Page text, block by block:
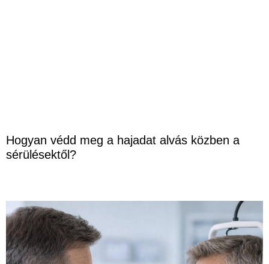
Hogyan védd meg a hajadat alvás közben a
sérülésektől?